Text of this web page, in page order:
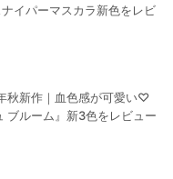
イパーマスカラ新色をレビ
秋新作｜血色感が可愛い♡
ブルーム』新3色をレビュー